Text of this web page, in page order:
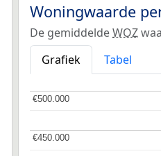
Woningwaarde
De gemiddeldeWOZ
Grafiek
Tabel
€450.000
€450.000
€500.000
€500.000